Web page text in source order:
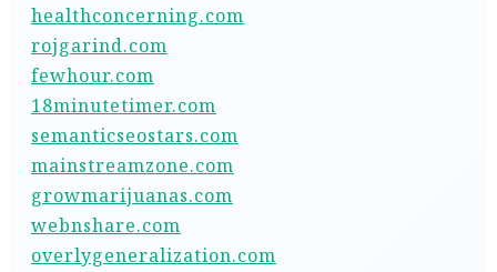
healthconcerning.com
rojgarind.com
fewhour.com
18minutetimer.com
semanticseostars.com
mainstreamzone.com
growmarijuanas.com
webnshare.com
overlygeneralization.com